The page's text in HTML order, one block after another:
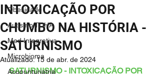
Obesidade
Autismo TDHA
Med Integrativa
Microbioma
Acupunturiatria
INTOXICAÇÃO POR
CHUMBO NA HISTÓRIA -
SATURNISMO
Atualizado:15 de abr. de 2024
SATURNISMO - INTOXICAÇÃO POR